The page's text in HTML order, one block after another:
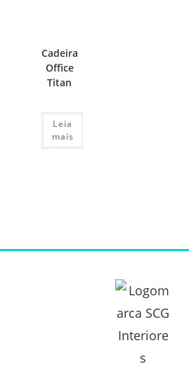
Cadeira
Office
Titan
Leia
mais